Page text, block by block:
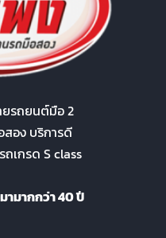
รถยนต์มือ 2
อง บริการดี
เกรด S class
ามากกว่า 40 ปี